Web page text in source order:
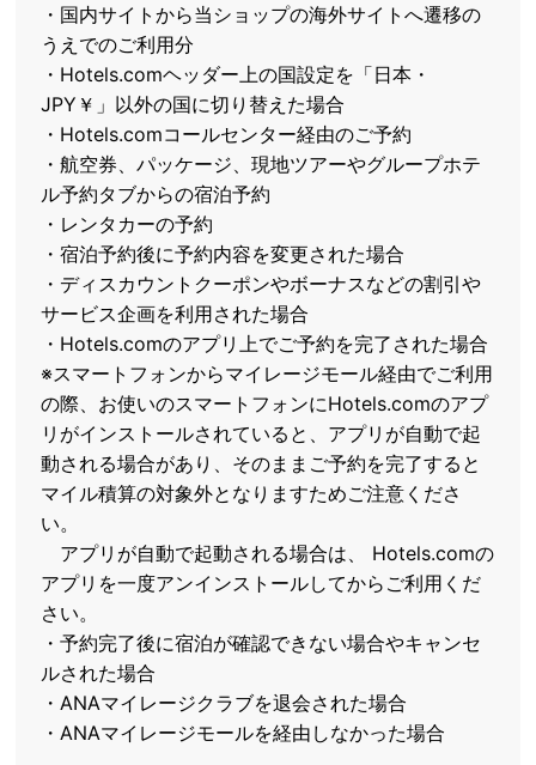
・国内サイトから当ショップの海外サイトへ遷移の
うえでのご利用分
・Hotels.comヘッダー上の国設定を「日本・
JPY￥」以外の国に切り替えた場合
・Hotels.comコールセンター経由のご予約
・航空券、パッケージ、現地ツアーやグループホテ
ル予約タブからの宿泊予約
・レンタカーの予約
・宿泊予約後に予約内容を変更された場合
・ディスカウントクーポンやボーナスなどの割引や
サービス企画を利用された場合
・Hotels.comのアプリ上でご予約を完了された場合
※スマートフォンからマイレージモール経由でご利用
の際、お使いのスマートフォンにHotels.comのアプ
リがインストールされていると、アプリが自動で起
動される場合があり、そのままご予約を完了すると
マイル積算の対象外となりますためご注意くださ
い。
アプリが自動で起動される場合は、 Hotels.comの
アプリを一度アンインストールしてからご利用くだ
さい。
・予約完了後に宿泊が確認できない場合やキャンセ
ルされた場合
・ANAマイレージクラブを退会された場合
・ANAマイレージモールを経由しなかった場合